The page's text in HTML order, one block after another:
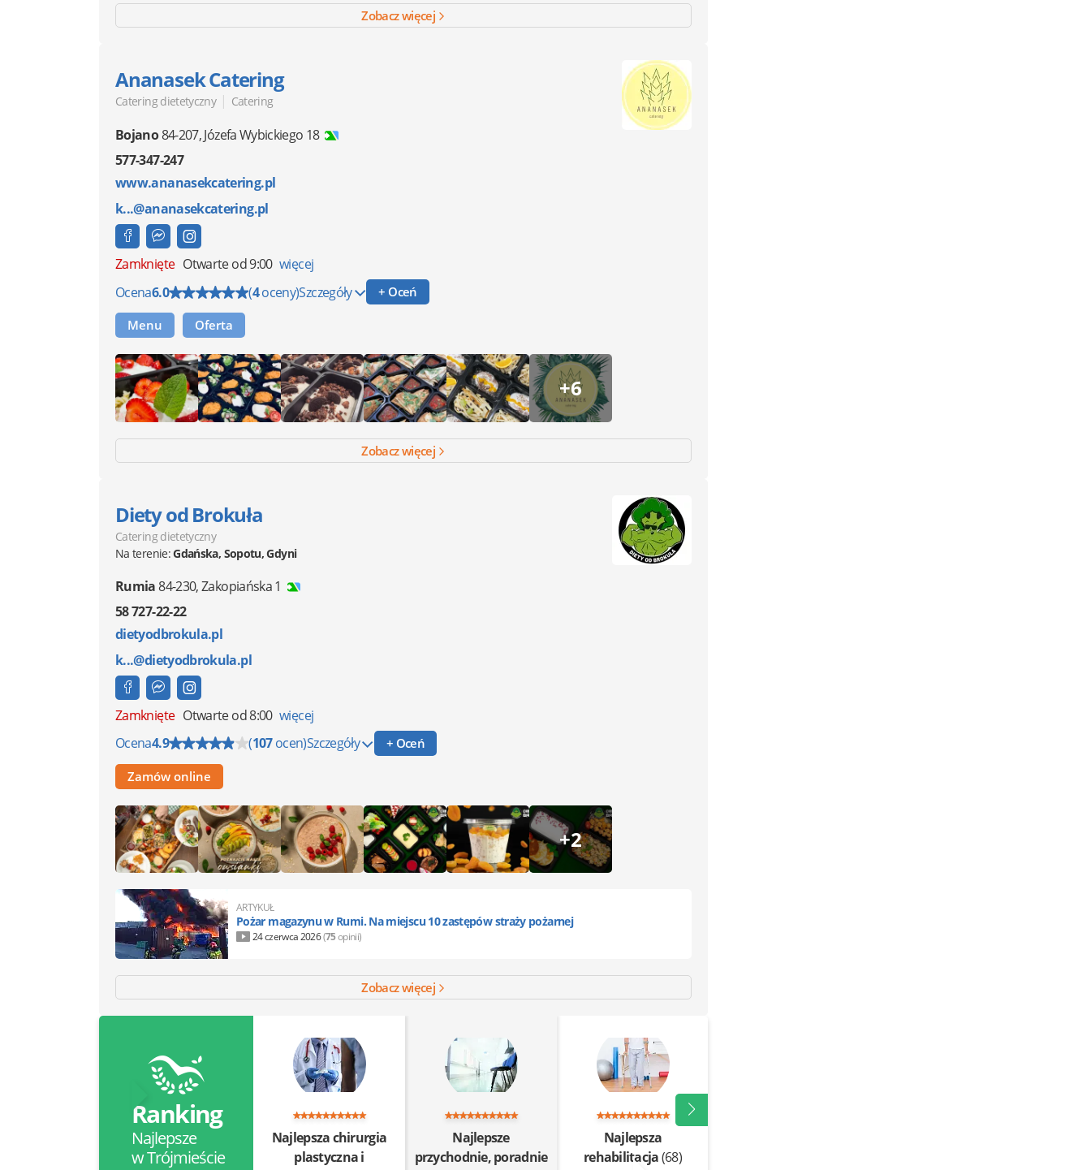
Zobacz więcej
Ananasek Catering
Catering dietetyczny | Catering
Bojano84-207,Józefa Wybickiego 18
577-347-247
www.ananasekcatering.pl
k...@ananasekcatering.pl
Zamknięte Otwarte od 9:00 więcej
Ocena6.0 (4oceny)Szczegóły + Oceń
Menu Oferta
+6
Zobacz więcej
Diety od Brokuła
Catering dietetyczny
Na terenie:Gdańska, Sopotu, Gdyni
Rumia84-230,Zakopiańska 1
58 727-22-22
dietyodbrokula.pl
k...@dietyodbrokula.pl
Zamknięte Otwarte od 8:00 więcej
Ocena4.9 (107ocen)Szczegóły + Oceń
Zamów online
+2
ARTYKUŁ
Pożar magazynu w Rumi. Na miejscu 10 zastępów straży pożarnej
24 czerwca 2026(75opinii)
Zobacz więcej
Ranking
Najlepsze
w Trójmieście
Najlepsza chirurgia
plastyczna i
Najlepsze
przychodnie, poradnie
Najlepsza
rehabilitacja(68)